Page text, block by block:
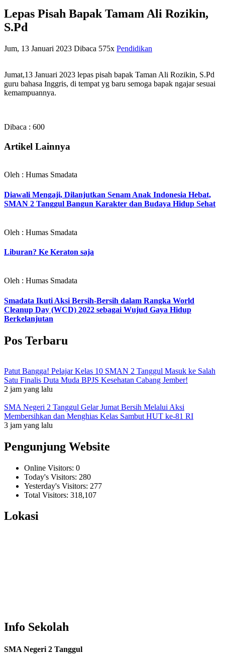
Lepas Pisah Bapak Tamam Ali Rozikin,
S.Pd
Jum, 13 Januari 2023 Dibaca 575x Pendidikan
Jumat,13 Januari 2023 lepas pisah bapak Taman Ali Rozikin, S.Pd
guru bahasa Inggris, di tempat yg baru semoga bapak ngajar sesuai
kemampuannya.
Dibaca : 600
Artikel Lainnya
Oleh : Humas Smadata
Diawali Mengaji, Dilanjutkan Senam Anak Indonesia Hebat,
SMAN 2 Tanggul Bangun Karakter dan Budaya Hidup Sehat
Oleh : Humas Smadata
Liburan? Ke Keraton saja
Oleh : Humas Smadata
Smadata Ikuti Aksi Bersih-Bersih dalam Rangka World
Cleanup Day (WCD) 2022 sebagai Wujud Gaya Hidup
Berkelanjutan
Pos Terbaru
Patut Bangga! Pelajar Kelas 10 SMAN 2 Tanggul Masuk ke Salah
Satu Finalis Duta Muda BPJS Kesehatan Cabang Jember!
2 jam yang lalu
SMA Negeri 2 Tanggul Gelar Jumat Bersih Melalui Aksi
Membersihkan dan Menghias Kelas Sambut HUT ke-81 RI
3 jam yang lalu
Pengunjung Website
Online Visitors: 0
Today's Visitors: 280
Yesterday's Visitors: 277
Total Visitors: 318,107
Lokasi
Info Sekolah
SMA Negeri 2 Tanggul